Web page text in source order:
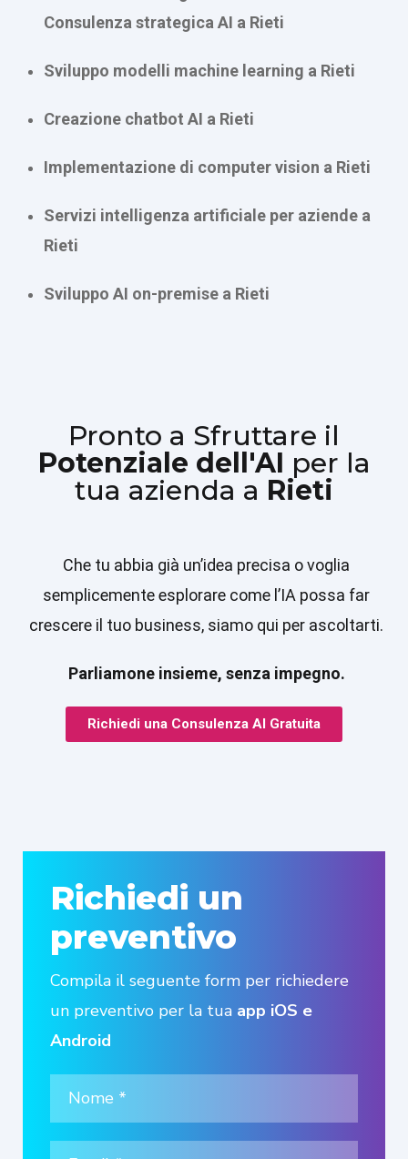
Consulenza strategica AI a Rieti
Sviluppo modelli machine learning a Rieti
Creazione chatbot AI a Rieti
Implementazione di computer vision a Rieti
Servizi intelligenza artificiale per aziende a
Rieti
Sviluppo AI on-premise a Rieti
Pronto a Sfruttare il
Potenziale dell'AI per la
tua azienda a Rieti
Che tu abbia già un’idea precisa o voglia
semplicemente esplorare come l’IA possa far
crescere il tuo business, siamo qui per ascoltarti.
Parliamone insieme, senza impegno.
Richiedi una Consulenza AI Gratuita
Richiedi un
preventivo
Compila il seguente form per richiedere
un preventivo per la tua app iOS e
Android